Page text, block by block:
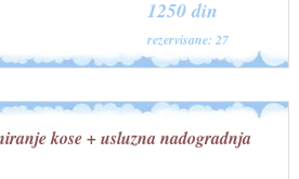
1250 din
rezervisane: 27
kose + usluzna nadogradnja